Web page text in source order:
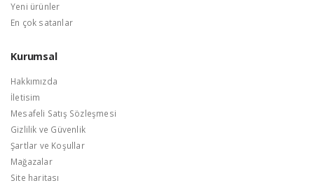
Yeni ürünler
En çok satanlar
Kurumsal
Hakkımızda
İletisim
Mesafeli Satış Sözleşmesi
Gizlilik ve Güvenlik
Şartlar ve Koşullar
Mağazalar
Site haritası